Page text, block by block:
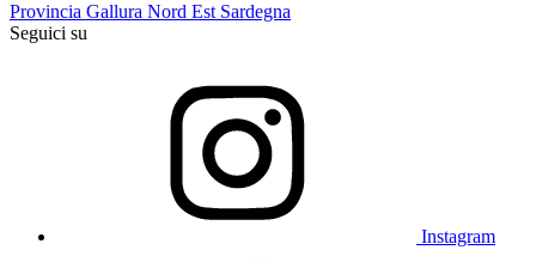
Provincia Gallura Nord Est Sardegna
Seguici su
Instagram